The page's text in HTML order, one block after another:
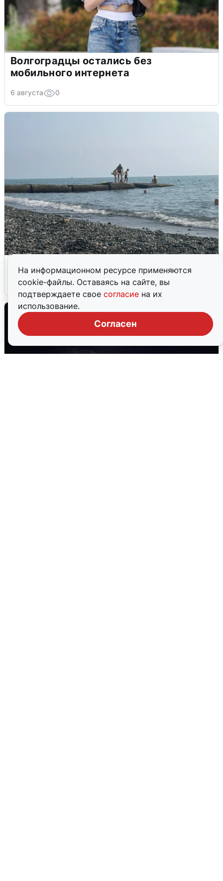
На информационном ресурсе применяются
cookie-файлы. Оставаясь на сайте, вы
подтверждаете свое согласие на их
использование.
Согласен
Волгоградцы остались без
мобильного интернета
6 августа 0
6 августа 0